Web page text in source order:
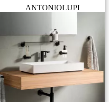
ANTONIOLUPI